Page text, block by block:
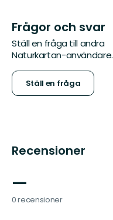
Frågor och svar
Ställ en fråga till andra
Naturkartan-användare.
Ställ en fråga
Recensioner
—
0 recensioner